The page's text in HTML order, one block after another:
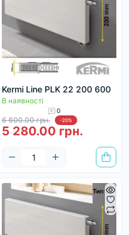
Kermi Line PLK 22 200 600
В наявності
0
6 600.00 грн. -20%
5 280.00 грн.